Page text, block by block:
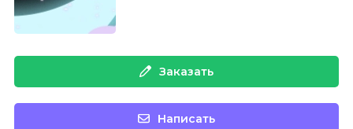
Заказать
Написать